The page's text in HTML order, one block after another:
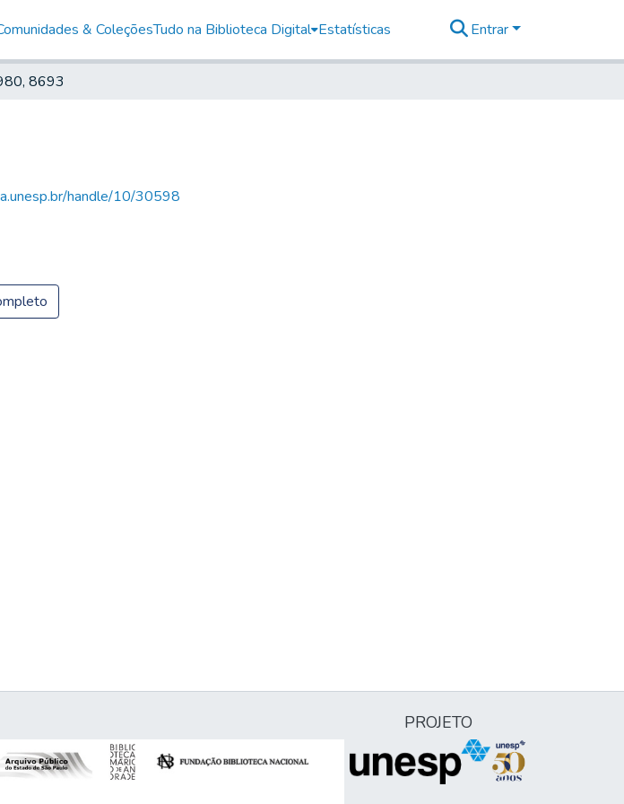
& ColeçõesTudo na Biblioteca Digital Estatísticas Entrar
8693
handle/10/30598
PROJETO